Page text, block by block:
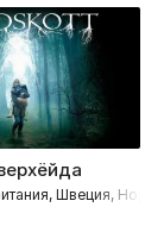
Швеция,